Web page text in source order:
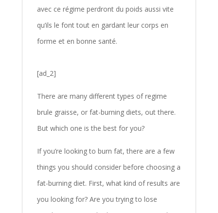
avec ce régime perdront du poids aussi vite
qu’ils le font tout en gardant leur corps en
forme et en bonne santé.
[ad_2]
There are many different types of regime
brule graisse, or fat-burning diets, out there.
But which one is the best for you?
If you’re looking to burn fat, there are a few
things you should consider before choosing a
fat-burning diet. First, what kind of results are
you looking for? Are you trying to lose